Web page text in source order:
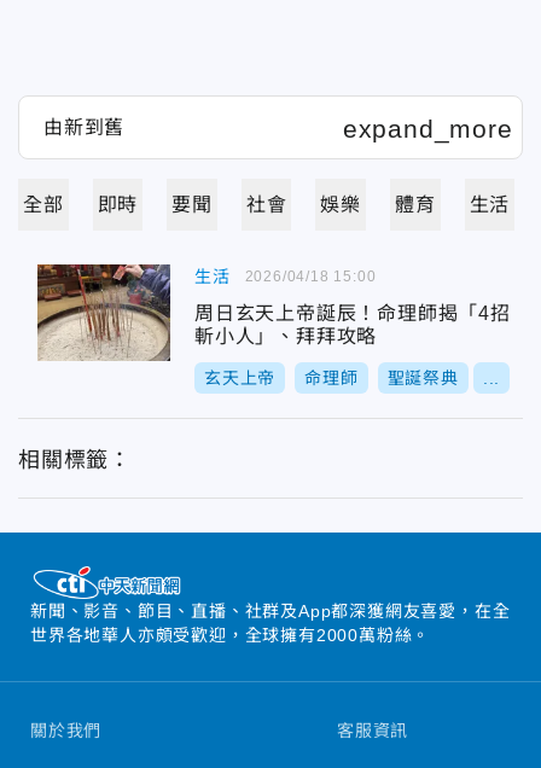
全部 即時 要聞 社會 娛樂 體育 生活
生活
周日玄天上帝誕辰！命理師揭「4招
斬小人」、拜拜攻略
玄天上帝 命理師 聖誕祭典
2026/04/18 15:00
相關標籤：
新聞、影音、節目、直播、社群及App都深獲網友喜愛，在全
世界各地華人亦頗受歡迎，全球擁有2000萬粉絲。
關於我們 客服資訊